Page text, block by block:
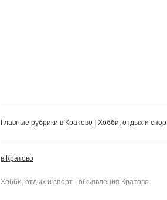
Главные рубрики в Кратово Хобби, отдых и
в Кратово
Хобби, отдых и спорт - объявления Кратово